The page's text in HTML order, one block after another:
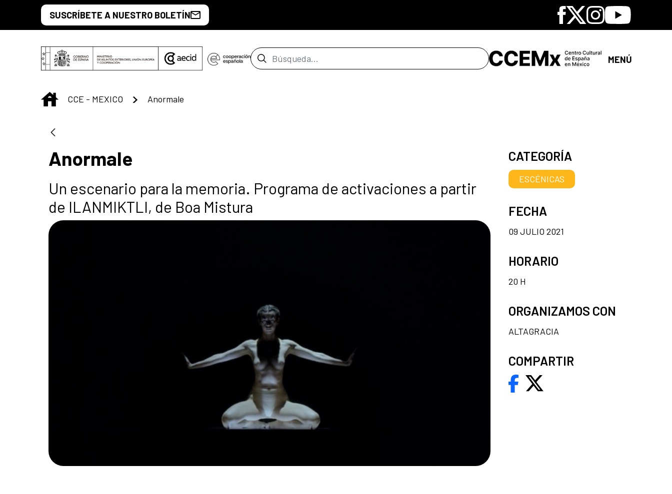
Saltar al contenido principal
SUSCRÍBETE A NUESTRO BOLETÍN Facebook
X Instagram
Youtube
Barra de búsqueda MENÚ
INICIO
CCE - MEXICO Anormale
Anormale
Un escenario para la memoria. Programa de activaciones a partir
de ILANMIKTLI, de Boa Mistura
CATEGORÍA
ESCÉNICAS
FECHA
09 JULIO 2021
HORARIO
20 H
ORGANIZAMOS CON
ALTAGRACIA
COMPARTIR